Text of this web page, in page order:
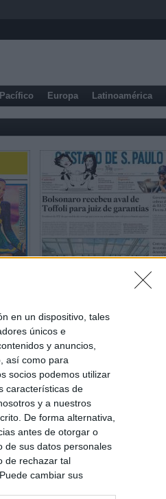
en un dispositivo, tales
únicos e
y anuncios,
así como para
socios podemos utilizar
características de
y a nuestros
De forma alternativa,
antes de otorgar o
de sus datos personales
de rechazar tal
cambiar sus
Europa Latinoamérica